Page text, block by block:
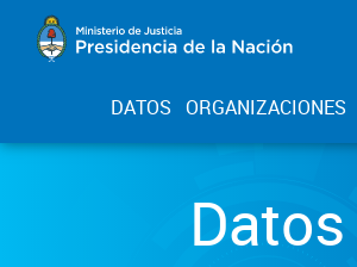
DATOS ORGANIZACIONES
Datos